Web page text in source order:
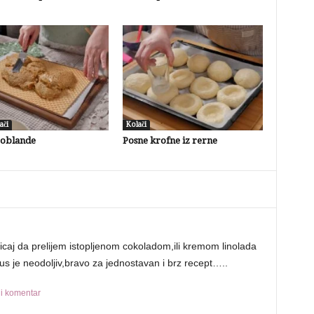
Kolači
Posne krofne iz rerne
da prelijem istopljenom cokoladom,ili kremom linolada
je neodoljiv,bravo za jednostavan i brz recept…..
komentar